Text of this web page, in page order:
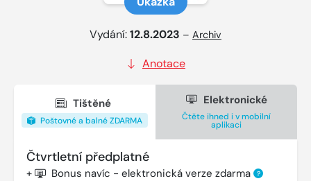
Vydání:12.8.2023 – Archiv
Anotace
Tištěné
Poštovné a balné ZDARMA
Elektronické
Čtěte ihned i v mobilní
aplikaci
Čtvrtletní předplatné
+ Bonus navíc - elektronická verze zdarma ?